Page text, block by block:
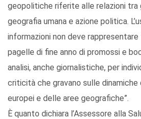
geopolitiche riferite alle relazioni tra
geografia umana e azione politica.
informazioni non deve
pagelle di fine anno di promossi e
analisi, anche giornalistiche, per
criticità che gravano sulle
europei e delle aree geografiche”.
È quanto dichiara l’Assessore alla